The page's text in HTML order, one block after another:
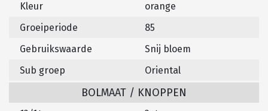
Kleur
orange
Groeiperiode
85
Gebruikswaarde
Snij bloem
Sub groep
Oriental
BOLMAAT / KNOPPEN